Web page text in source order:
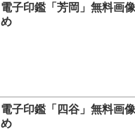
電子印鑑「芳岡」無料画
め
電子印鑑「四谷」無料画
め